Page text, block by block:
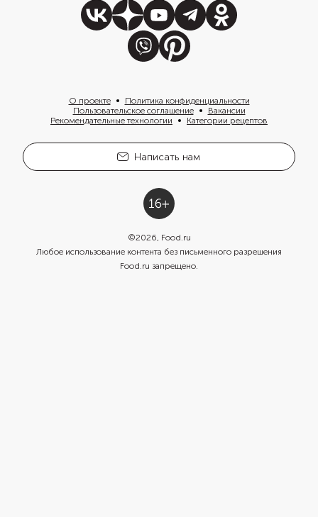
О проекте
Политика конфиденциальности
Пользовательское соглашение
Вакансии
Рекомендательные технологии
Категории рецептов
Написать нам
©2026, Food.ru
Любое использование контента без письменного разрешения
Food.ru запрещено.